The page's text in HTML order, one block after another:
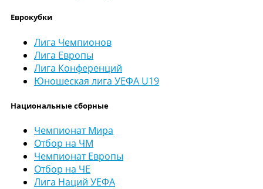
Еврокубки
Лига Чемпионов
Лига Европы
Лига Конференций
Юношеская лига УЕФА U19
Национальные сборные
Чемпионат Мира
Отбор на ЧМ
Чемпионат Европы
Отбор на ЧЕ
Лига Наций УЕФА